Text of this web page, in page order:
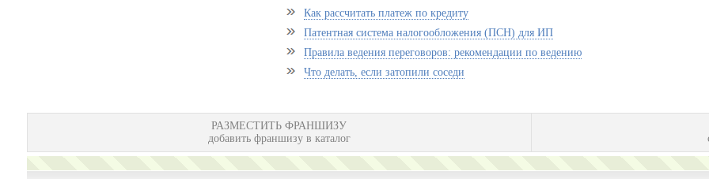
Как рассчитать платеж по кредиту
Патентная система налогообложения (ПСН) для ИП
Правила ведения переговоров: рекомендации по ведению
Что делать, если затопили соседи
РАЗМЕСТИТЬ ФРАНШИЗУ
добавить франшизу в каталог